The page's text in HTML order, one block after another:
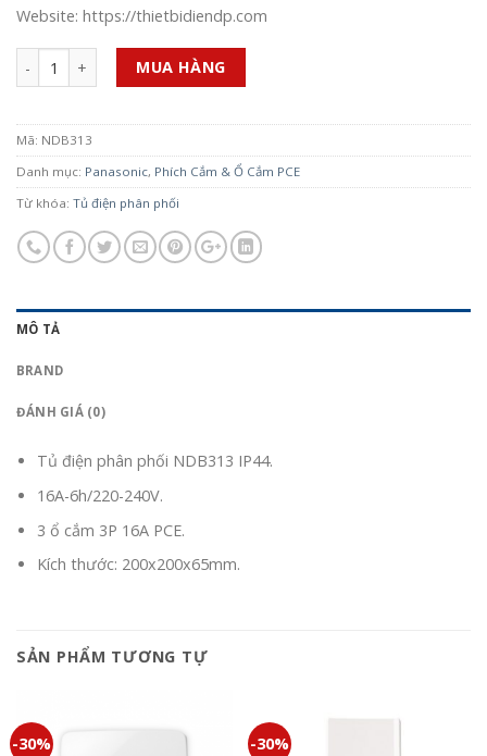
Website: https://thietbidiendp.com
Số lượng MUA HÀNG
Mã: NDB313
Danh mục: Panasonic, Phích Cắm & Ổ Cắm PCE
Từ khóa: Tủ điện phân phối
MÔ TẢ
BRAND
ĐÁNH GIÁ (0)
Tủ điện phân phối NDB313 IP44.
16A-6h/220-240V.
3 ổ cắm 3P 16A PCE.
Kích thước: 200x200x65mm.
SẢN PHẨM TƯƠNG TỰ
-30% -30%